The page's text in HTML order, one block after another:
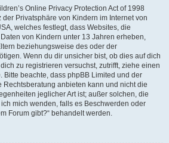
Online Privacy Protection Act of 1998
der Privatsphäre von Kindern im Internet von
welches festlegt, dass Websites, die
von Kindern unter 13 Jahren erheben,
beziehungsweise des oder der
Wenn du dir unsicher bist, ob dies auf dich
zu registrieren versuchst, zutrifft, ziehe einen
Bitte beachte, dass phpBB Limited und der
Rechtsberatung anbieten kann und nicht die
jeglicher Art ist; außer solchen, die
mich wenden, falls es Beschwerden oder
Forum gibt?“ behandelt werden.